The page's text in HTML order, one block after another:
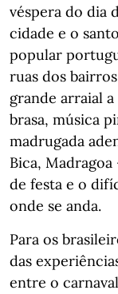
véspera do dia
cidade e o
popular
ruas dos
grande arraial
brasa, música
madrugada
Bica,
de festa e o
onde se anda.
Para os
das
entre o